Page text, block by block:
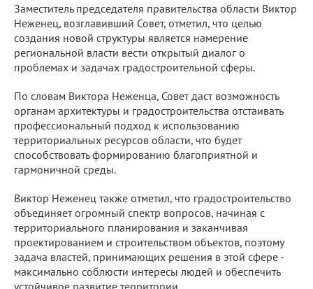
Заместитель председателя правительства области Виктор
Неженец, возглавивший Совет, отметил, что целью
создания новой структуры является намерение
региональной власти вести открытый диалог о
проблемах и задачах градостроительной сферы.
По словам Виктора Неженца, Совет даст возможность
органам архитектуры и градостроительства отстаивать
профессиональный подход к использованию
территориальных ресурсов области, что будет
способствовать формированию благоприятной и
гармоничной среды.
Виктор Неженец также отметил, что градостроительство
объединяет огромный спектр вопросов, начиная с
территориального планирования и заканчивая
проектированием и строительством объектов, поэтому
задача властей, принимающих решения в этой сфере -
максимально соблюсти интересы людей и обеспечить
устойчивое развитие территории.